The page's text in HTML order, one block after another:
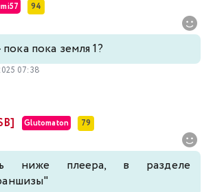
94
пока пока земля 1?
07:38
Glutomaton 79
ниже плеера, в разделе